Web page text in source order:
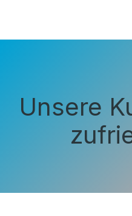
Unsere